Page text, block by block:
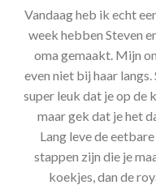
Vandaag heb ik echt
week hebben Steven
oma gemaakt. Mijn
even niet bij haar
super leuk dat je op de
maar gek dat je het
Lang leve de
stappen zijn die je
koekjes, dan de